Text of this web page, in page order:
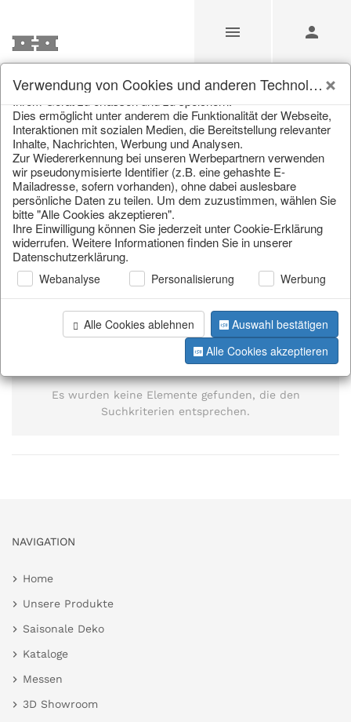
Suche
Home/Suche
Seite 1 von 0 Artikel
Information
Es wurden keine Elemente gefunden, die den
Suchkriterien entsprechen.
NAVIGATION
Home
Unsere Produkte
Saisonale Deko
Kataloge
Messen
3D Showroom
Verwendung von Cookies und anderen Technologien
Technologien (im Folgenden: Cookies), um Informationen von
Ihrem Gerät zu erfassen und zu speichern.
Dies ermöglicht unter anderem die Funktionalität der Webseite,
Interaktionen mit sozialen Medien, die Bereitstellung relevanter
Inhalte, Nachrichten, Werbung und Analysen.
Zur Wiedererkennung bei unseren Werbepartnern verwenden
wir pseudonymisierte Identifier (z.B. eine gehashte E-
Mailadresse, sofern vorhanden), ohne dabei auslesbare
persönliche Daten zu teilen. Um dem zuzustimmen, wählen Sie
bitte "Alle Cookies akzeptieren".
Ihre Einwilligung können Sie jederzeit unter Cookie-Erklärung
widerrufen. Weitere Informationen finden Sie in unserer
Datenschutzerklärung.
Webanalyse Personalisierung Werbung
Alle Cookies ablehnen
Auswahl bestätigen
Alle Cookies akzeptieren